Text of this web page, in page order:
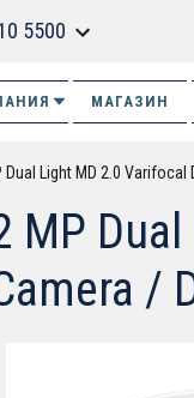
5500
МАГАЗИН
Dual Light MD 2.0 Varifocal
MP
/